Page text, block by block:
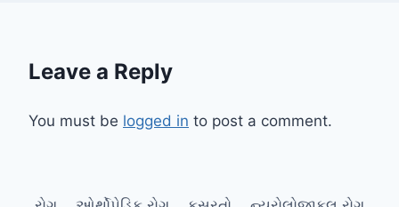
Leave a Reply
You must be logged in to post a comment.